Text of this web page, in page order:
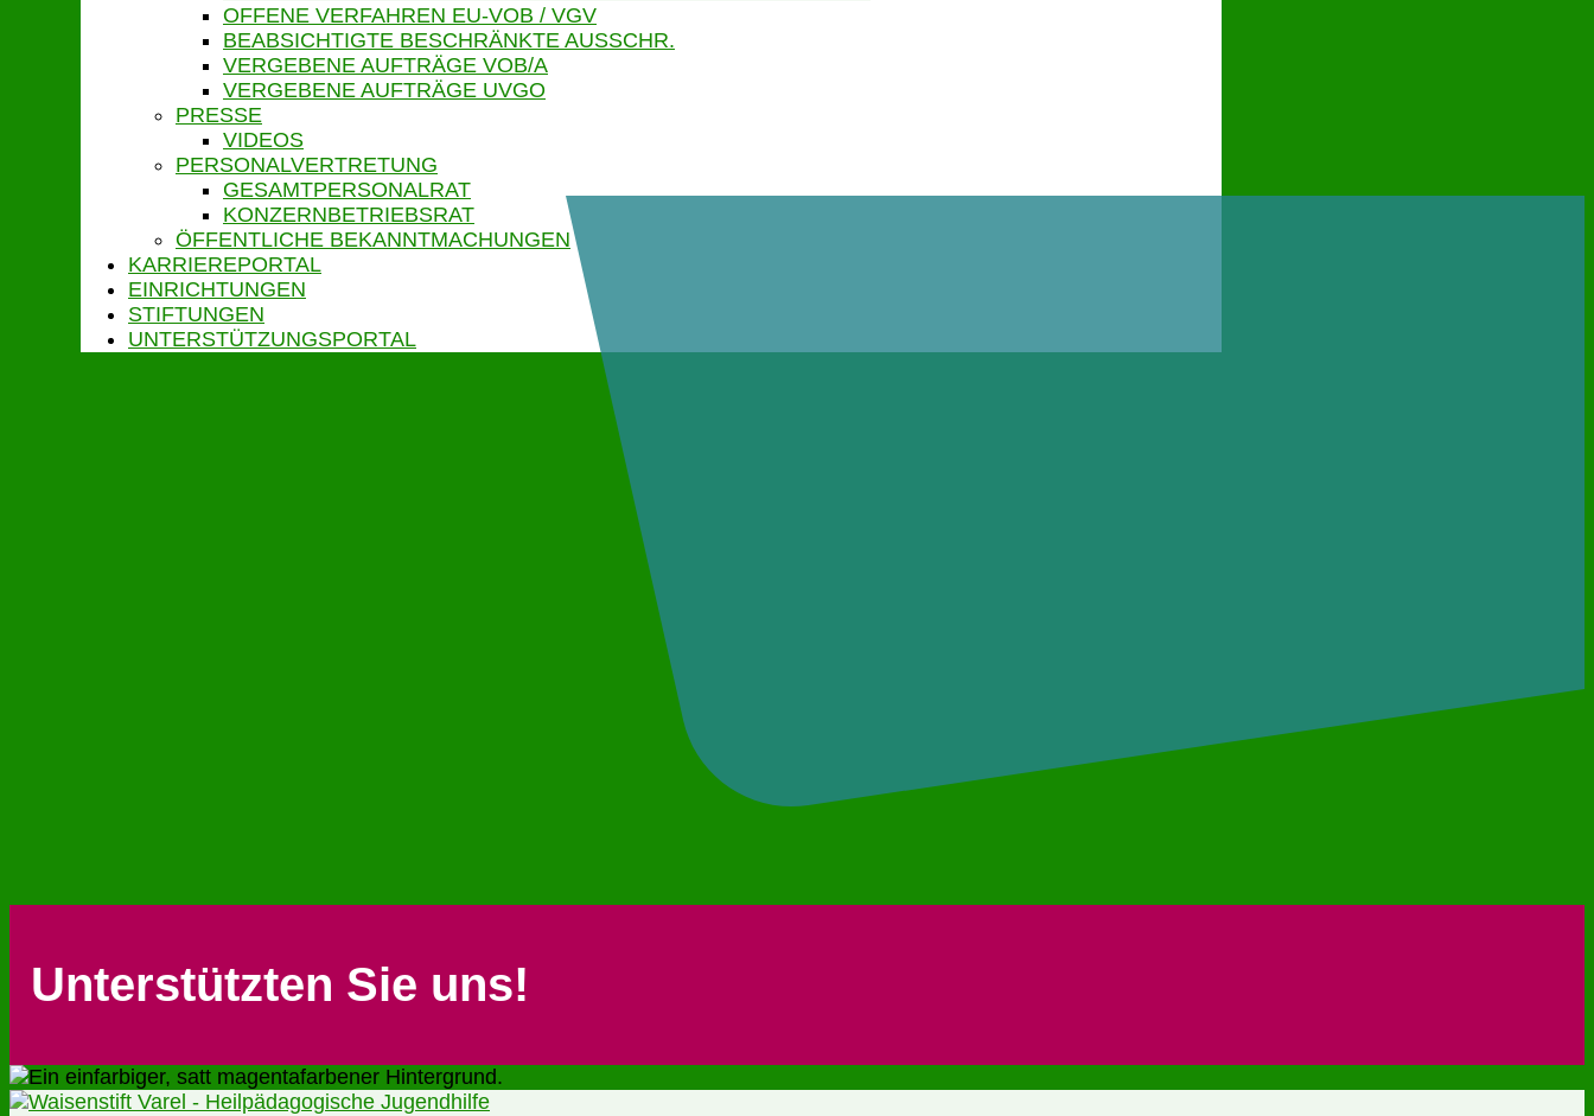
OFFENE VERFAHREN EU-VOB / VGV
BEABSICHTIGTE BESCHRÄNKTE AUSSCHR.
VERGEBENE AUFTRÄGE VOB/A
VERGEBENE AUFTRÄGE UVGO
PRESSE
VIDEOS
PERSONALVERTRETUNG
GESAMTPERSONALRAT
KONZERNBETRIEBSRAT
ÖFFENTLICHE BEKANNTMACHUNGEN
KARRIEREPORTAL
EINRICHTUNGEN
STIFTUNGEN
UNTERSTÜTZUNGSPORTAL
Unterstützten Sie uns!